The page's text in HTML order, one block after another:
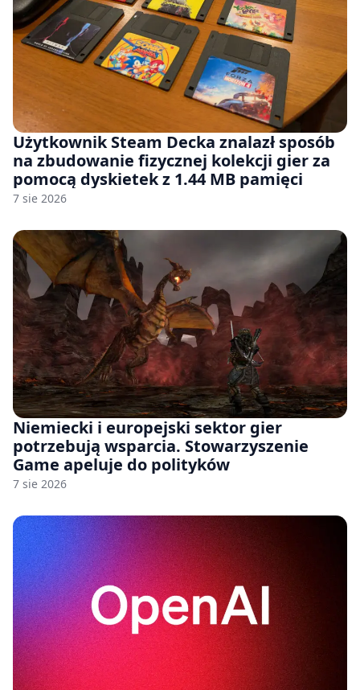
Użytkownik Steam Decka znalazł sposób
na zbudowanie fizycznej kolekcji gier za
pomocą dyskietek z 1.44 MB pamięci
7 sie 2026
Niemiecki i europejski sektor gier
potrzebują wsparcia. Stowarzyszenie
Game apeluje do polityków
7 sie 2026